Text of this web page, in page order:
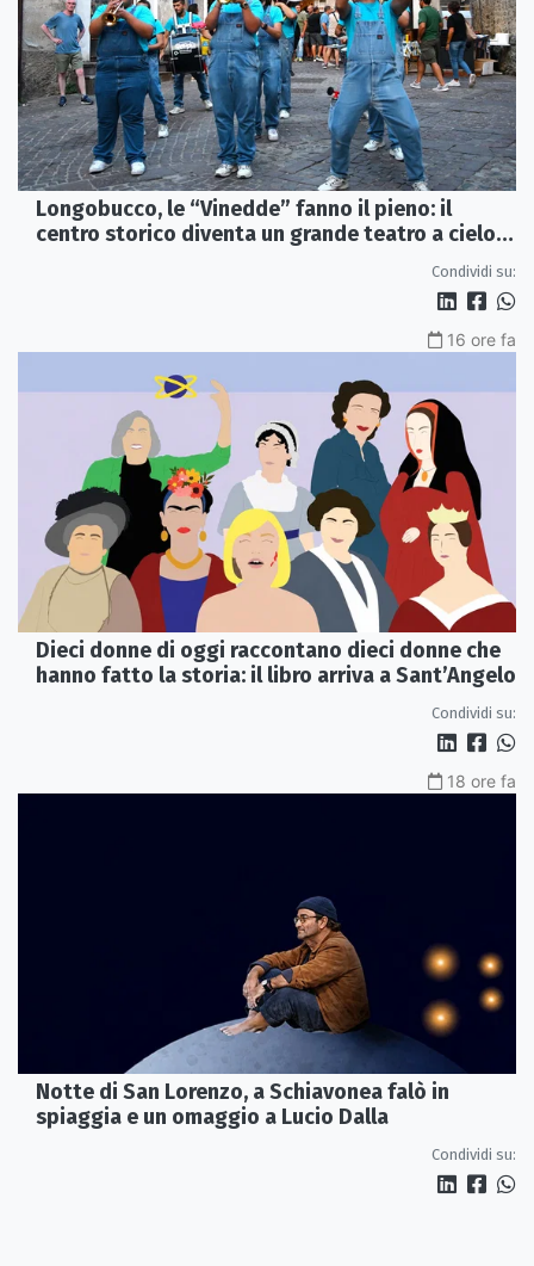
Longobucco, le “Vinedde” fanno il pieno: il
centro storico diventa un grande teatro a cielo
Condividi su:
16 ore fa
Dieci donne di oggi raccontano dieci donne che
hanno fatto la storia: il libro arriva a Sant’Angelo
Condividi su:
18 ore fa
Notte di San Lorenzo, a Schiavonea falò in
spiaggia e un omaggio a Lucio Dalla
Condividi su: